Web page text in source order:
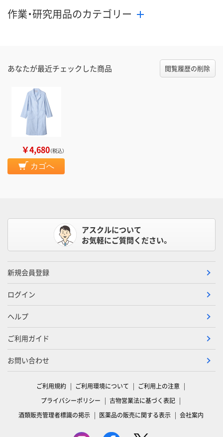
作業・研究用品のカテゴリー
あなたが最近チェックした商品 閲覧履歴の削除
￥4,680（税込）
カゴへ
アスクルについて
お気軽にご質問ください。
新規会員登録
ログイン
ヘルプ
ご利用ガイド
お問い合わせ
ご利用規約 ご利用環境について
ご利用上の注意
プライバシーポリシー
古物営業法に基づく表記
酒類販売管理者標識の掲示
医薬品の販売に関する表示 会社案内